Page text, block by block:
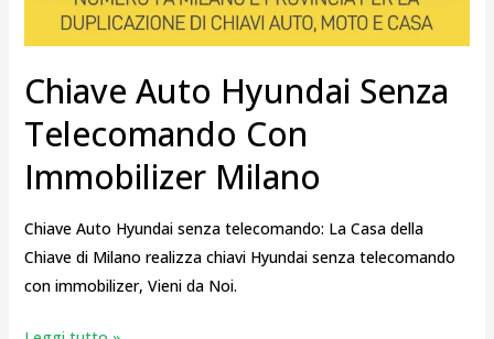
Chiave Auto Hyundai Senza
Telecomando Con
Immobilizer Milano
Chiave Auto Hyundai senza telecomando: La Casa della
Chiave di Milano realizza chiavi Hyundai senza telecomando
con immobilizer, Vieni da Noi.